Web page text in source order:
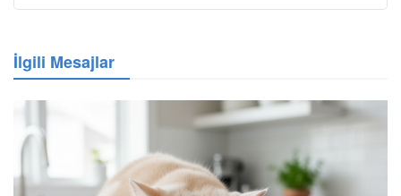
İlgili Mesajlar